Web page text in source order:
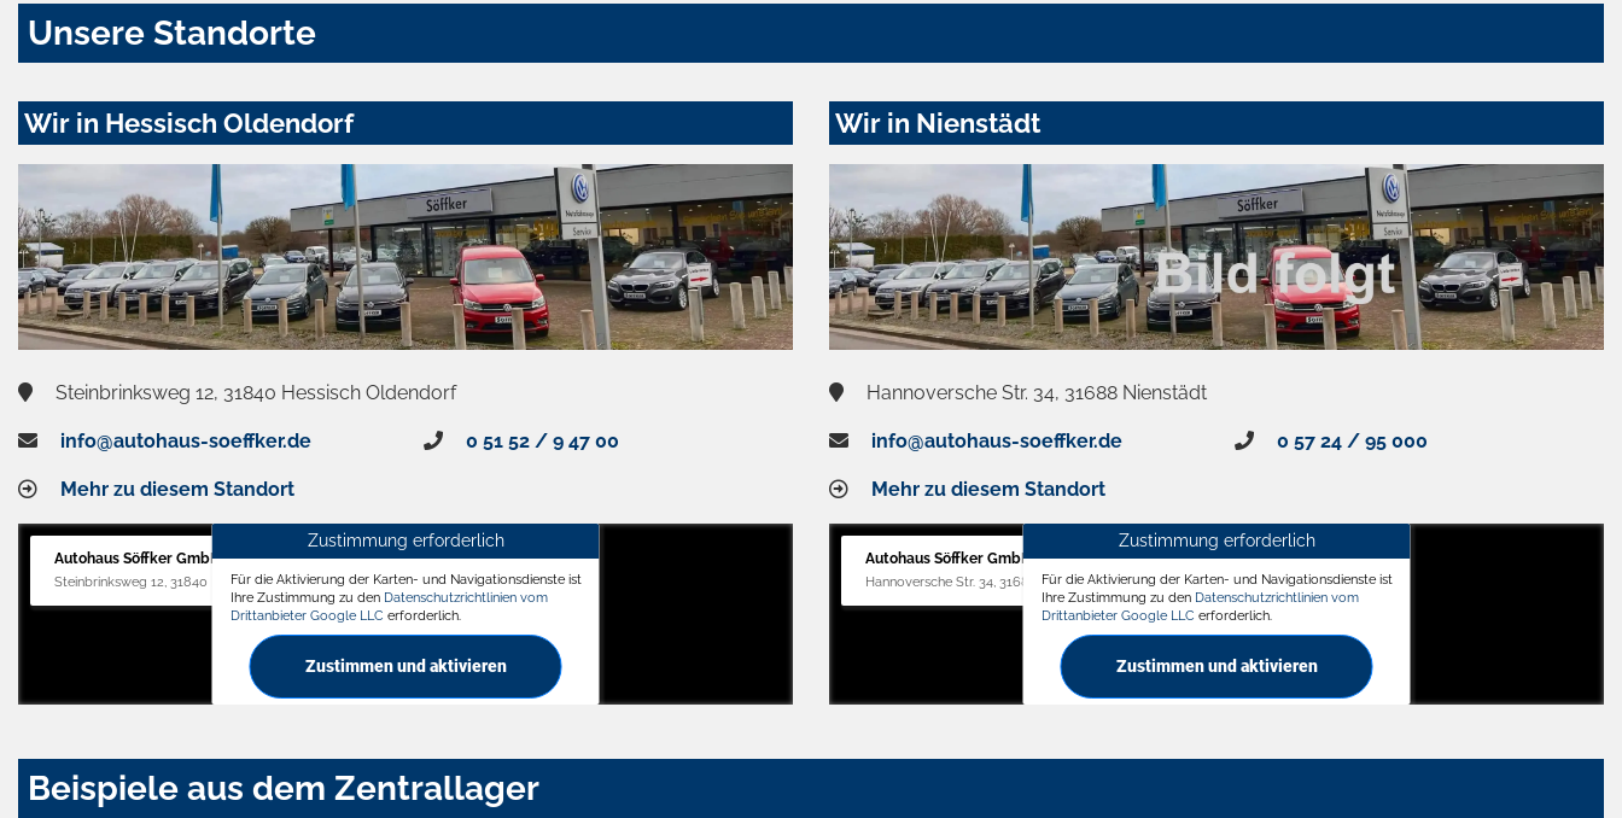
Unsere Standorte
Wir in Hessisch Oldendorf
Steinbrinksweg 12, 31840 Hessisch Oldendorf
info@autohaus-soeffker.de 0 51 52 / 9 47 00
Mehr zu diesem Standort
Autohaus Söffker GmbH
Steinbrinksweg 12, 31840 Hessisch Oldendorf
Zustimmung erforderlich
Für die Aktivierung der Karten- und Navigationsdienste ist
Ihre Zustimmung zu den Datenschutzrichtlinien vom
Drittanbieter Google LLC erforderlich.
Zustimmen und aktivieren
Wir in Nienstädt
Hannoversche Str. 34, 31688 Nienstädt
info@autohaus-soeffker.de 0 57 24 / 95 000
Mehr zu diesem Standort
Autohaus Söffker GmbH
Hannoversche Str. 34, 31688 Nienstädt
Zustimmung erforderlich
Für die Aktivierung der Karten- und Navigationsdienste ist
Ihre Zustimmung zu den Datenschutzrichtlinien vom
Drittanbieter Google LLC erforderlich.
Zustimmen und aktivieren
Beispiele aus dem Zentrallager